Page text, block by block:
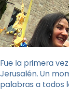
Fue la primera
Jerusalén. Un
palabras a todos